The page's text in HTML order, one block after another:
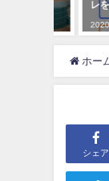
レをご紹
2020年9月
ホー
シェア